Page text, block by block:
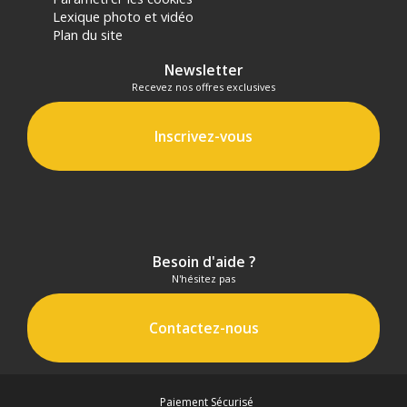
poids : 5,2 kg
Flottabilité maximale : 49,9 kg
Trou de cadenas : 2x 7,62mm
SÉPARATEURS REMBOURRÉS
1x coussin mousse alvéolé pour couvercle
Offre valable jusqu'au 06-08-2026 inclus.
Code EAN Nanuk Valise 935 avec kit de séparateurs
Lexique photo et vidéo
Plan du site
Newsletter
Recevez nos offres exclusives
Inscrivez-vous
Besoin d'aide ?
N'hésitez pas
Contactez-nous
Paiement Sécurisé